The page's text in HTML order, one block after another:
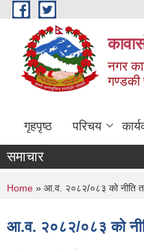
Skip to main content
नगर
गण्डकी
गृहपृष्ठ परिचय
समाचार
You are here
Home » आ.व. २०८२/०८३ को नीति
आ.व. २०८२/०८३ को